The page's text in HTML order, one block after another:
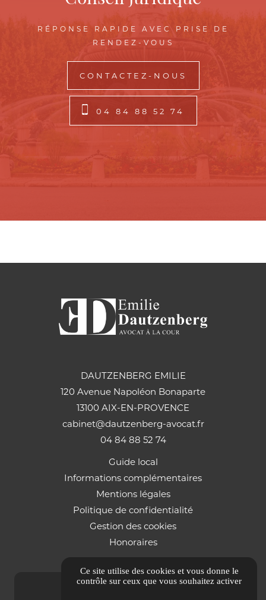
RÉPONSE RAPIDE AVEC PRISE DE
RENDEZ-VOUS
CONTACTEZ-NOUS
04 84 88 52 74
DAUTZENBERG EMILIE
120 Avenue Napoléon Bonaparte
13100 AIX-EN-PROVENCE
cabinet@dautzenberg-avocat.fr
04 84 88 52 74
Guide local
Informations complémentaires
Mentions légales
Politique de confidentialité
Gestion des cookies
Honoraires
Ce site utilise des cookies et vous donne le
contrôle sur ceux que vous souhaitez activer